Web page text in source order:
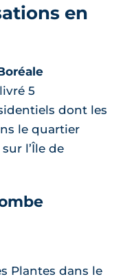
en
5
dont les
le quartier
sur l’Île de
Plantes dans le